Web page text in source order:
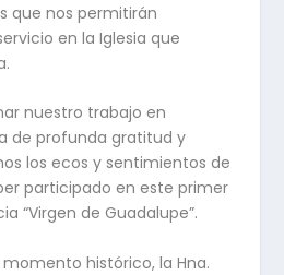
que nos permitirán
en la Iglesia que
nuestro trabajo en
de profunda gratitud y
los ecos y sentimientos de
participado en este primer
“Virgen de Guadalupe”.
histórico, la Hna.